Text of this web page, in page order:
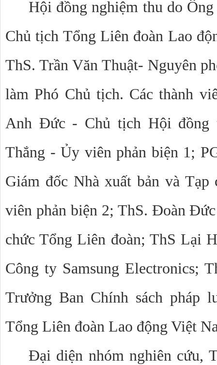
Hội đồng nghiệm thu do
Chủ tịch Tổng Liên đoàn Lao
ThS. Trần Văn Thuật- Nguyên
làm Phó Chủ tịch. Các thành
Anh Đức - Chủ tịch Hội
Thắng - Ủy viên phản biện 1;
Giám đốc Nhà xuất bản và
viên phản biện 2; ThS. Đoàn
chức Tổng Liên đoàn; ThS Lại
Công ty Samsung Electronics;
Trưởng Ban Chính sách pháp
Tổng Liên đoàn Lao động Việt
Đại diện nhóm nghiên cứu,